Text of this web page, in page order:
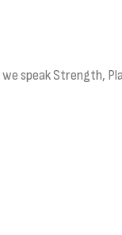
we speak Strength,